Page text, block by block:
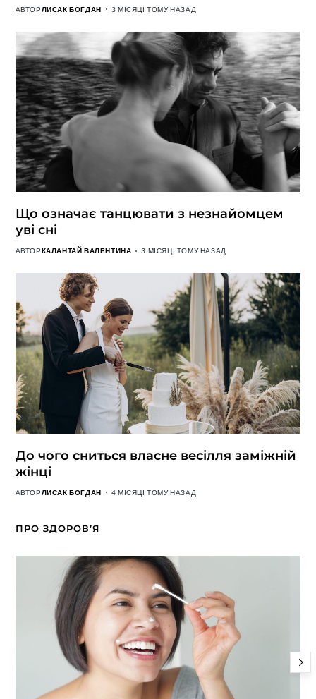
АВТОРЛИСАК БОГДАН 3 МІСЯЦІ ТОМУ НАЗАД
Що означає танцювати з незнайомцем
уві сні
АВТОРКАЛАНТАЙ ВАЛЕНТИНА 3 МІСЯЦІ ТОМУ НАЗАД
До чого сниться власне весілля заміжній
жінці
АВТОРЛИСАК БОГДАН 4 МІСЯЦІ ТОМУ НАЗАД
ПРО ЗДОРОВ’Я